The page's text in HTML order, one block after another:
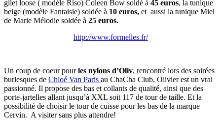
gilet loose ( modèle Riso) Coleen Bow soldé à 45 euros, la tunique
beige (modèle Fantaisie) soldée à 10 euros, et aussi la tunique Miel
de Marie Mélodie soldée à 25 euros.
http://www.formelles.fr/
Un coup de coeur pourles nylons d’Oliv, rencontré lors des soirées
burlesques de Chloé Van Paris au ChaCha Club, Olivier est un vrai
passionné. Il propose des bas et collants de qualité, ainsi que des
porte-jartelles allant jusqu’à XXL soit 117 de tour de taille. Et la
possibilité de choisir le tour de cuisse pour les bas de la marque
Cervin. A visiter sans plus attendre!